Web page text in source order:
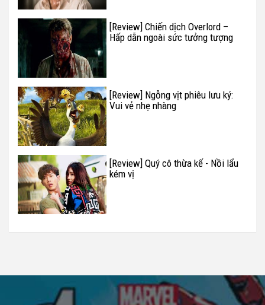
[Review] Chiến dịch Overlord –
Hấp dẫn ngoài sức tưởng tượng
[Review] Ngỗng vịt phiêu lưu ký:
Vui vẻ nhẹ nhàng
[Review] Quý cô thừa kế - Nồi lẩu
kém vị